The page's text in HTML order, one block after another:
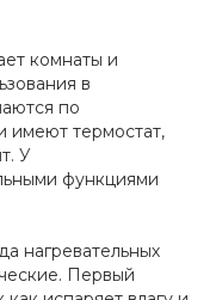
комнаты и
в
по
имеют термостат,
У
функциями
нагревательных
Первый